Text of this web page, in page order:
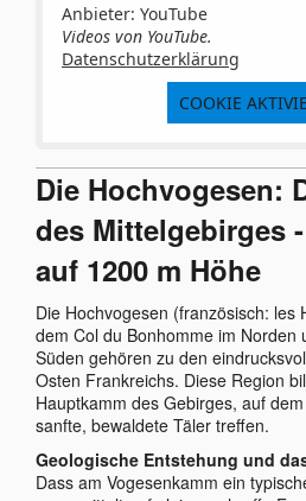
Anbieter: YouTube
Videos von YouTube.
Datenschutzerklärung
COOKIE
Die Hochvogesen:
des Mittelgebirges
auf 1200 m Höhe
Die Hochvogesen (französisch: les
dem Col du Bonhomme im Norden
Süden gehören zu den
Osten Frankreichs. Diese Region
Hauptkamm des Gebirges, auf
sanfte, bewaldete Täler treffen.
Geologische Entstehung und
Dass am Vogesenkamm ein